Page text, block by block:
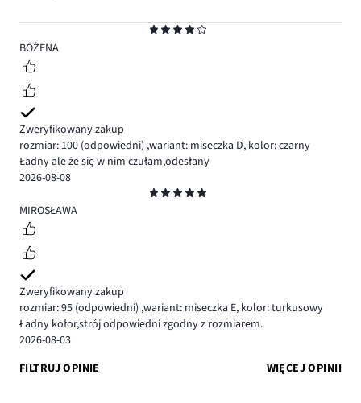
4
BOŻENA
Zweryfikowany zakup
rozmiar: 100 (odpowiedni) ,wariant: miseczka D, kolor: czarny
Ładny ale że się w nim czułam,odesłany
2026-08-08
5
MIROSŁAWA
Zweryfikowany zakup
rozmiar: 95 (odpowiedni) ,wariant: miseczka E, kolor: turkusowy
Ładny kołor,strój odpowiedni zgodny z rozmiarem.
2026-08-03
FILTRUJ OPINIE
WIĘCEJ OPINII